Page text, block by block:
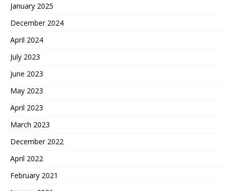
January 2025
December 2024
April 2024
July 2023
June 2023
May 2023
April 2023
March 2023
December 2022
April 2022
February 2021